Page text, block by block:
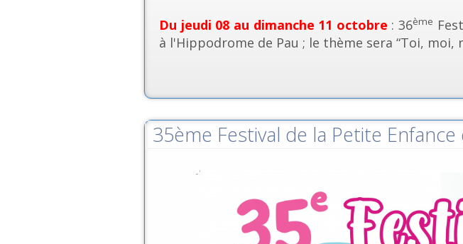
Du jeudi 08 au dimanche 11 octobre : 36ème
à l'Hippodrome de Pau ; le thème sera “Toi, moi,
35ème Festival de la Petite